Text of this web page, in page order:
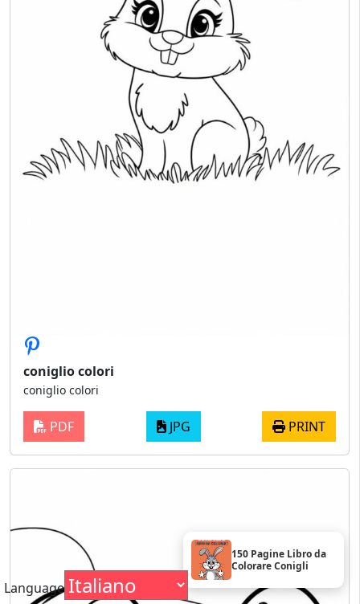
150 Pagine Libro da
Colorare Conigli
coniglio colori
coniglio colori
PDF JPG PRINT
Language